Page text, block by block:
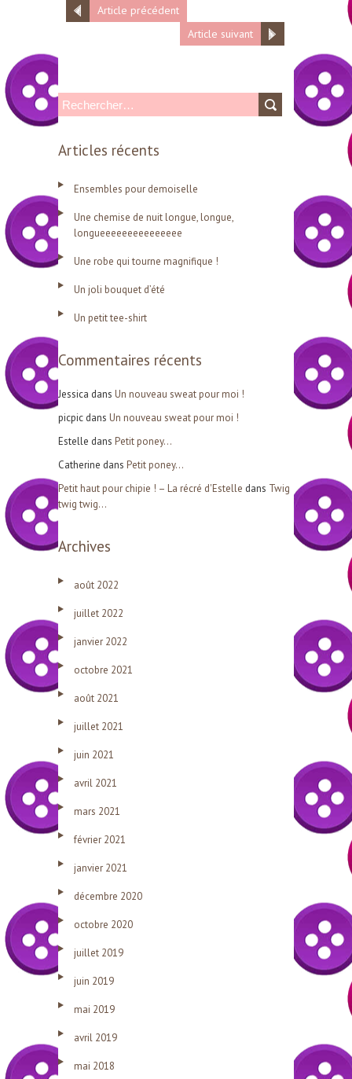
Article précédent
Article suivant
e
c
e
h
e
r
Articles récents
Ensembles pour demoiselle
Une chemise de nuit longue, longue,
longueeeeeeeeeeeeeee
Une robe qui tourne magnifique !
Un joli bouquet d’été
Un petit tee-shirt
Commentaires récents
Jessica dans Un nouveau sweat pour moi !
picpic dans Un nouveau sweat pour moi !
Estelle dans Petit poney…
Catherine dans Petit poney…
Petit haut pour chipie ! – La récré d'Estelle dans Twig
twig twig…
Archives
août 2022
juillet 2022
janvier 2022
octobre 2021
août 2021
juillet 2021
juin 2021
avril 2021
mars 2021
février 2021
janvier 2021
décembre 2020
octobre 2020
juillet 2019
juin 2019
mai 2019
avril 2019
mai 2018